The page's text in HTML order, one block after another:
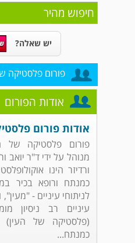
חיפוש מהיר
יש שאלה?
פורום פלסטיקה
אודות הפורום
אודות פורום
פורום פלסטיקה של
מנוהל על ידי ד"ר יואב
ורדיזר הינו
כמנתח ורופא בכיר
לניתוחי עיניים - "מעין",
עיניים רב ניסיון
(פלסטיקה של
כמנתח...